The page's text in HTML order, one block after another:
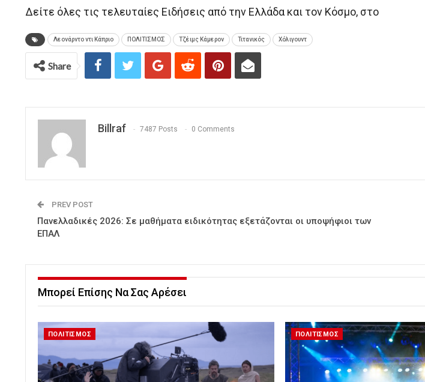
Δείτε όλες τις τελευταίες Ειδήσεις από την Ελλάδα και τον Κόσμο, στο
Λεονάρντο ντι Κάπριο ΠΟΛΙΤΙΣΜΟΣ Τζέιμς Κάμερον Τιτανικός Χόλιγουντ
Share
Billraf 7487 Posts 0 Comments
PREV POST
Πανελλαδικές 2026: Σε μαθήματα ειδικότητας εξετάζονται οι υποψήφιοι των
ΕΠΑΛ
Μπορεί Επίσης Να Σας Αρέσει
ΠΟΛΙΤΙΣΜΟΣ ΠΟΛΙΤΙΣΜΟΣ